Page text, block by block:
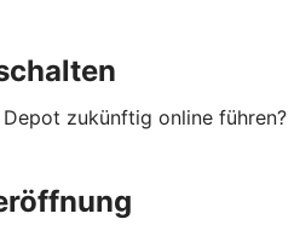
zukünftig online führen?